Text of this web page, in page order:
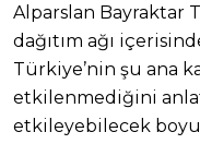
Alparslan Bayraktar
dağıtım ağı
Türkiye’nin şu ana
etkilenmediğini
etkileyebilecek